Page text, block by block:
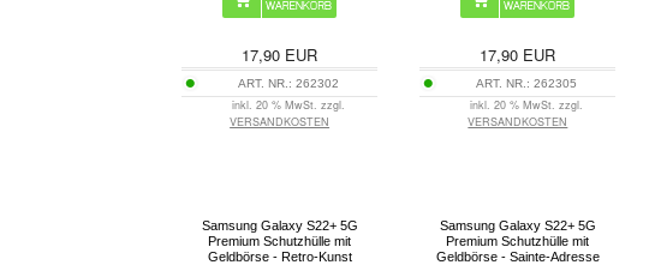
17,90 EUR
ART. NR.:262302
inkl. 20 % MwSt. zzgl.
VERSANDKOSTEN
17,90 EUR
ART. NR.:262305
inkl. 20 % MwSt. zzgl.
VERSANDKOSTEN
Samsung Galaxy S22+ 5G
Premium Schutzhülle mit
Geldbörse - Retro-Kunst
Samsung Galaxy S22+ 5G
Premium Schutzhülle mit
Geldbörse - Sainte-Adresse